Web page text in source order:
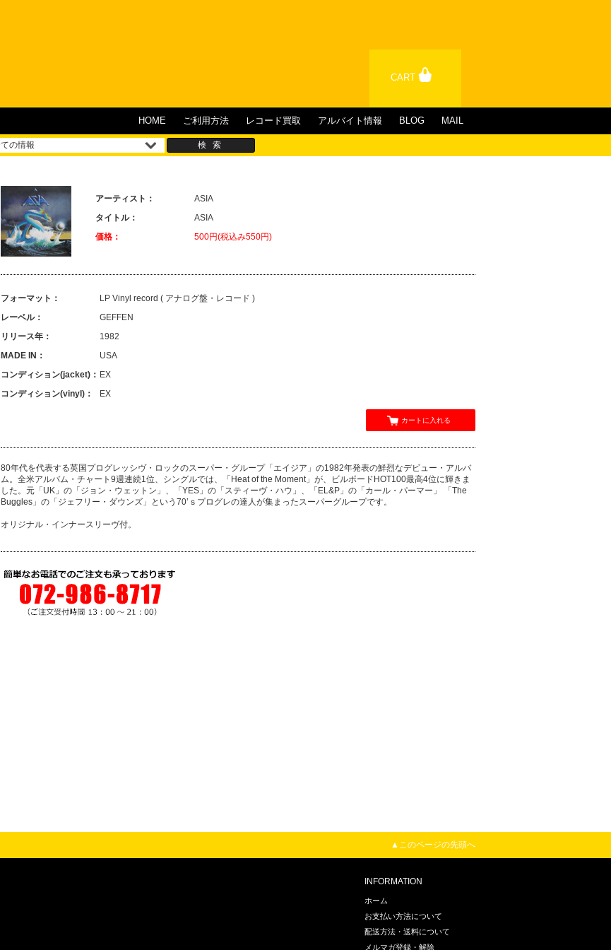
CART
HOME ご利用方法 レコード買取 アルバイト情報 BLOG MAIL
アーティスト：
ASIA
タイトル：
ASIA
価格：
500円(税込み550円)
フォーマット：
LP Vinyl record ( アナログ盤・レコード )
レーベル：
GEFFEN
リリース年：
1982
MADE IN：
USA
コンディション(jacket)： EX
コンディション(vinyl)：
EX
カートに入れる
80年代を代表する英国プログレッシヴ・ロックのスーパー・グループ「エイジア」の1982年発表の鮮烈なデビュー・アルバ
ム。全米アルバム・チャート9週連続1位、シングルでは、「Heat of the Moment」が、ビルボードHOT100最高4位に輝きま
した。元「UK」の「ジョン・ウェットン」、「YES」の「スティーヴ・ハウ」、「EL&P」の「カール・パーマー」 「The
Buggles」の「ジェフリー・ダウンズ」という70’ｓプログレの達人が集まったスーパーグループです。
オリジナル・インナースリーヴ付。
▲このページの先頭へ
INFORMATION
ホーム
お支払い方法について
配送方法・送料について
メルマガ登録・解除